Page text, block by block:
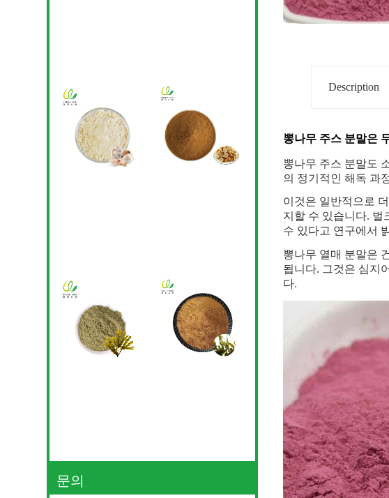
Description
뽕나무 주스 분말은
뽕나무 주스 분말도
의 정기적인 해독 과
이것은 일반적으로
지할 수 있습니다. 벌
수 있다고 연구에서
뽕나무 열매 분말은
됩니다. 그것은 심지
다.
문의